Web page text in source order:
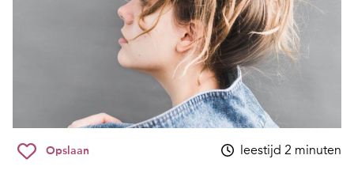
Opslaan leestijd 2 minuten